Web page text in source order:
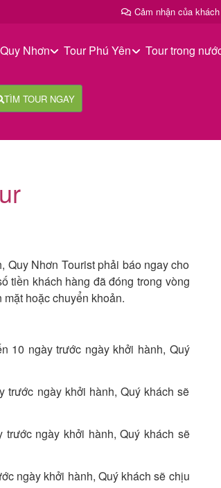
Cảm nhận của
Nhơn Tour Phú Yên Tour trong
TÌM TOUR NGAY
Quy Nhơn Tourist phải báo ngay cho
tiền khách hàng đã đóng trong vòng
hoặc chuyển khoản.
10 ngày trước ngày khởi hành, Quý
trước ngày khởi hành, Quý khách sẽ
ngày khởi hành, Quý khách sẽ
ngày khởi hành, Quý khách sẽ chịu